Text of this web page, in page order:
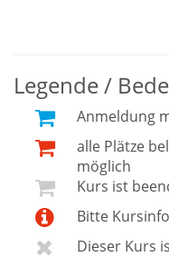
Legende /
Anmeldung
alle Plätze
möglich
Kurs ist
Bitte
Dieser Kurs